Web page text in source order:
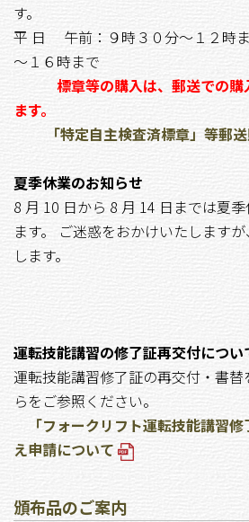
す。
平 日 午前：９時３０分～１２
～１６時まで
標章等の購入は、郵送での
ます。
「特定自主検査済標章」等郵
夏季休業のお知らせ
8 月 10 日から 8 月 14 日までは夏
ます。 ご迷惑をおかけいたします
します。
運転技能講習の修了証再交付につい
運転技能講習修了証の再交付・書
らをご参照ください。
「フォークリフト運転技能講習
え申請について
頒布品のご案内